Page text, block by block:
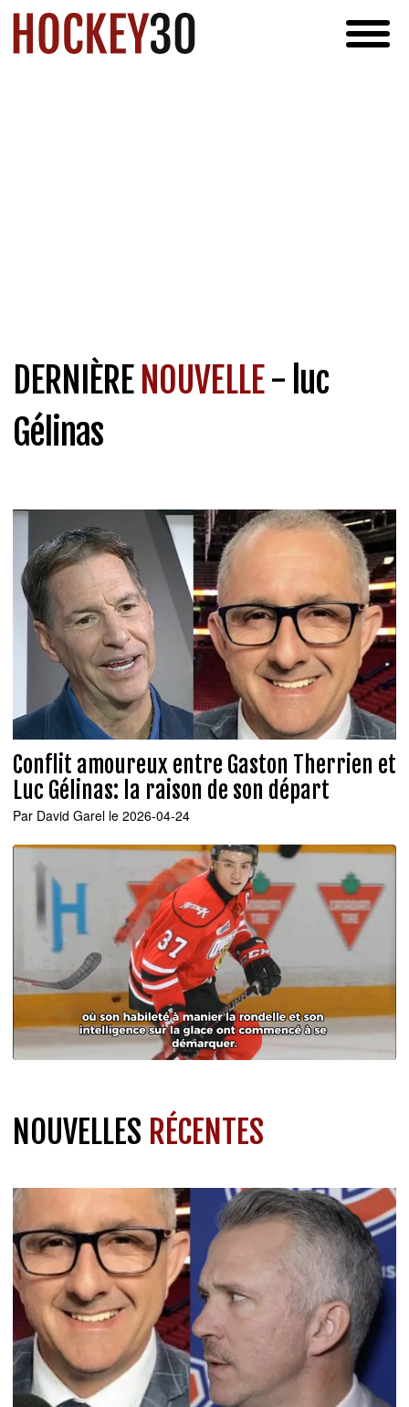
DERNIÈRENOUVELLE- luc
Gélinas
Conflit amoureux entre Gaston Therrien et
Luc Gélinas: la raison de son départ
Par David Garel le 2026-04-24
NOUVELLES RÉCENTES